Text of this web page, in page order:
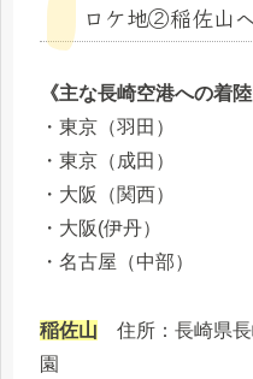
ロケ地②稲佐山
《主な長崎空港への着陸
・東京（羽田）
・東京（成田）
・大阪（関西）
・大阪(伊丹）
・名古屋（中部）
稲佐山 住所：長崎県長
園